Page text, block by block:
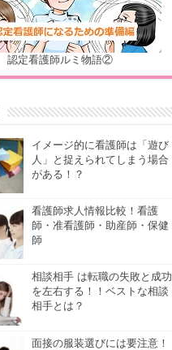
認定看護師ルミ物語②
イメージ的に看護師は「遊び
人」と捉えられてしまう場合
がある！？
看護師求人情報比較！看護
師・准看護師・助産師・保健
師
相談相手 は転職の失敗と成功
を左右する！！ベストな相談
相手とは？
面接の服装選びには要注意！